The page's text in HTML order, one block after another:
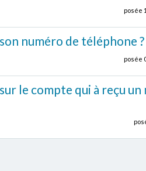
posée
numéro de téléphone ?
posée
le compte qui à reçu un